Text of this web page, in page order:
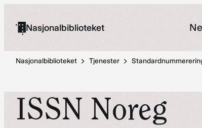
Nasjonalbiblioteket
Nasjonalbiblioteket Tjenester
ISSN Noreg